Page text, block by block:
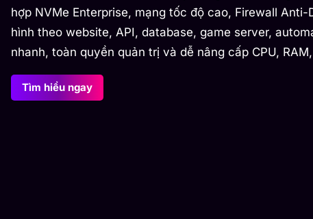
hợp NVMe Enterprise, mạng tốc độ cao, Firewall
hình theo website, API, database, game server,
nhanh, toàn quyền quản trị và dễ nâng cấp CPU,
Tìm hiểu ngay